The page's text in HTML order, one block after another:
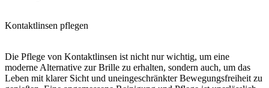
Kontaktlinsen pflegen
Die Pflege von Kontaktlinsen ist nicht nur wichtig, um eine
moderne Alternative zur Brille zu erhalten, sondern auch, um das
Leben mit klarer Sicht und uneingeschränkter Bewegungsfreiheit zu